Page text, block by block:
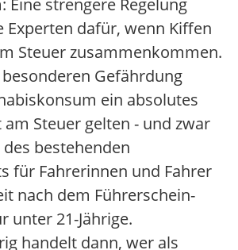
Eine strengere Regelung
Experten dafür, wenn Kiffen
Steuer zusammenkommen.
Gefährdung
ein absolutes
Steuer gelten - und zwar
bestehenden
für Fahrerinnen und Fahrer
nach dem Führerschein-
unter 21-Jährige.
handelt dann, wer als